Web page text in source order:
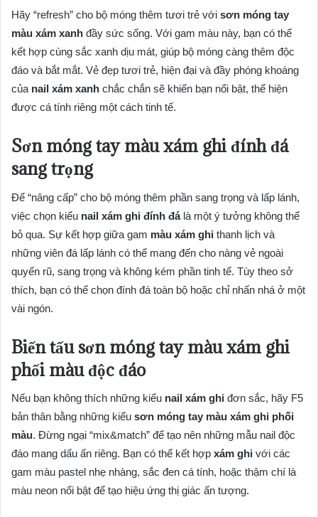
Hãy “refresh” cho bộ móng thêm tươi trẻ với sơn móng tay
màu xám xanh đầy sức sống. Với gam màu này, bạn có thể
kết hợp cùng sắc xanh dịu mát, giúp bộ móng càng thêm độc
đáo và bắt mắt. Vẻ đẹp tươi trẻ, hiện đại và đầy phóng khoáng
của nail xám xanh chắc chắn sẽ khiến bạn nổi bật, thể hiện
được cá tính riêng một cách tinh tế.
Sơn móng tay màu xám ghi đính đá
sang trọng
Để “nâng cấp” cho bộ móng thêm phần sang trọng và lấp lánh,
việc chọn kiểu nail xám ghi đính đálà một ý tưởng không thể
bỏ qua. Sự kết hợp giữa gam màu xám ghi thanh lịch và
những viên đá lấp lánh có thể mang đến cho nàng vẻ ngoài
quyến rũ, sang trọng và không kém phần tinh tế. Tùy theo sở
thích, bạn có thể chọn đính đá toàn bộ hoặc chỉ nhấn nhá ở một
vài ngón.
Biến tấu sơn móng tay màu xám ghi
phối màu độc đáo
Nếu bạn không thích những kiểu nail xám ghi đơn sắc, hãy F5
bản thân bằng những kiểu sơn móng tay màu xám ghi phối
màu. Đừng ngại “mix&match” để tạo nên những mẫu nail độc
đáo mang dấu ấn riêng. Bạn có thể kết hợp xám ghi với các
gam màu pastel nhẹ nhàng, sắc đen cá tính, hoặc thậm chí là
màu neon nổi bật để tạo hiệu ứng thị giác ấn tượng.